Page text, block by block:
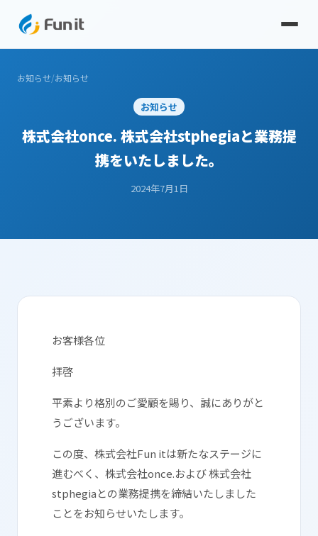
お知らせ/お知らせ
お知らせ
株式会社once. 株式会社stphegiaと業務提
携をいたしました。
2024年7月1日
お客様各位
拝啓
平素より格別のご愛顧を賜り、誠にありがと
うございます。
この度、株式会社Fun itは新たなステージに
進むべく、 株式会社once.および株式会社
stphegiaとの業務提携を締結いたしました
ことをお知らせいたします。